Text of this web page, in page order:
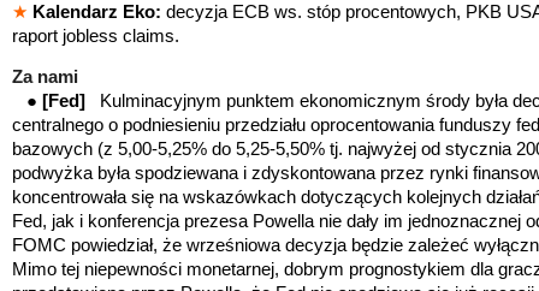
★ Kalendarz Eko: decyzja ECB ws. stóp procentowych, PKB
raport jobless claims.
Za nami
● [Fed]
Kulminacyjnym punktem ekonomicznym środy była
centralnego o podniesieniu przedziału oprocentowania funduszy
bazowych (z 5,00-5,25% do 5,25-5,50% tj. najwyżej od stycznia
podwyżka była spodziewana i zdyskontowana przez rynki
koncentrowała się na wskazówkach dotyczących kolejnych
Fed, jak i konferencja prezesa Powella nie dały im jednoznacznej
FOMC powiedział, że wrześniowa decyzja będzie zależeć
Mimo tej niepewności monetarnej, dobrym prognostykiem dla